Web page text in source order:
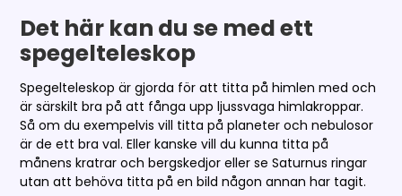
Det här kan du se med ett
spegelteleskop
Spegelteleskop är gjorda för att titta på himlen med och
är särskilt bra på att fånga upp ljussvaga himlakroppar.
Så om du exempelvis vill titta på planeter och nebulosor
är de ett bra val. Eller kanske vill du kunna titta på
månens kratrar och bergskedjor eller se Saturnus ringar
utan att behöva titta på en bild någon annan har tagit.